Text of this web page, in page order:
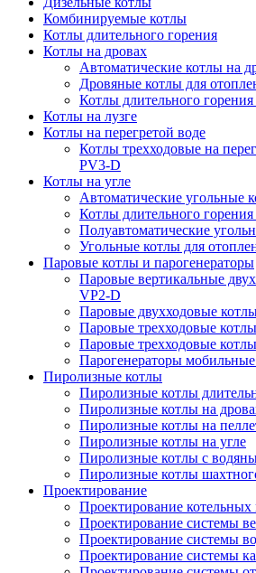
Комбинируемые котлы
Котлы длительного горения
Котлы на дровах
Автоматические котлы на
Дровяные котлы для
Котлы длительного
Котлы на лузге
Котлы на перегретой воде
Котлы трехходовые на
PV3-D
Котлы на угле
Автоматические угольные
Котлы длительного горения
Полуавтоматические
Угольные котлы для
Паровые котлы и парогенераторы
Паровые вертикальные
VP2-D
Паровые двухходовые
Паровые трехходовые
Паровые трехходовые
Парогенераторы
Пиролизные котлы
Пиролизные котлы
Пиролизные котлы на
Пиролизные котлы на
Пиролизные котлы на угле
Пиролизные котлы с
Пиролизные котлы
Проектирование
Проектирование
Проектирование системы
Проектирование системы
Проектирование системы